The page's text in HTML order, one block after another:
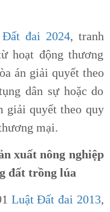
đai 2024, tranh
hoạt động thương
án giải quyết theo
dân sự hoặc do
giải quyết theo quy
mại.
xuất nông nghiệp
đất trồng lúa
Luật Đất đai 2013,